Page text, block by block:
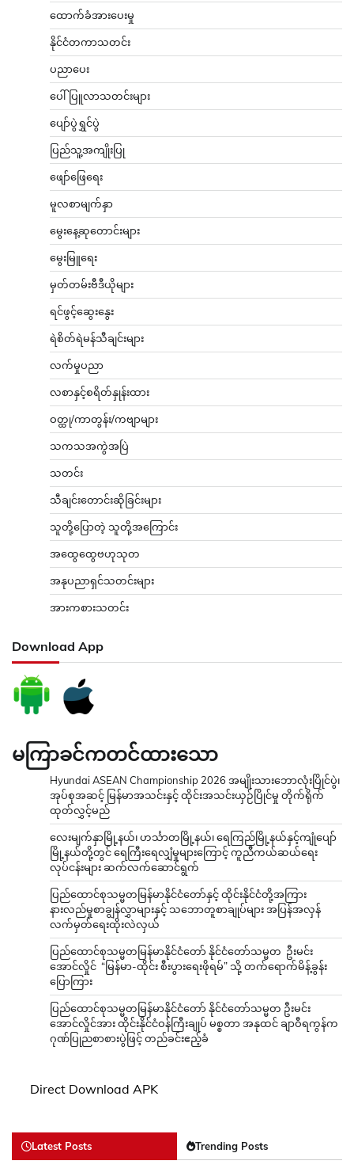
ထောက်ခံအားပေးမှု
နိုင်ငံတကာသတင်း
ပညာပေး
ပေါ်ပြူလာသတင်းများ
ပျော်ပွဲရွှင်ပွဲ
ပြည်သူ့အကျိုးပြု
ဖျော်ဖြေရေး
မူလစာမျက်နှာ
မွေးနေ့ဆုတောင်းများ
မွေးမြူရေး
မှတ်တမ်းဗီဒီယိုများ
ရင်ဖွင့်ဆွေးနွေး
ရဲစိတ်ရဲမန်သီချင်းများ
လက်မှုပညာ
လစာနှင့်စရိတ်နှုန်းထား
ဝတ္ထု/ကာတွန်း/ကဗျာများ
သကသအကွဲအပြဲ
သတင်း
သီချင်းတောင်းဆိုခြင်းများ
သူတို့ပြောတဲ့ သူတို့အကြောင်း
အထွေထွေဗဟုသုတ
အနုပညာရှင်သတင်းများ
အားကစားသတင်း
Download App
မကြာခင်ကတင်ထားသော
Hyundai ASEAN Championship 2026 အမျိုးသားဘောလုံးပြိုင်ပွဲ၊
အုပ်စုအဆင့် မြန်မာအသင်းနှင့် ထိုင်းအသင်းယှဉ်ပြိုင်မှု တိုက်ရိုက်
ထုတ်လွှင့်မည်
လေးမျက်နှာမြို့နယ်၊ ဟင်္သာတမြို့နယ်၊ ရေကြည်မြို့နယ်နှင့်ကျုံပျော်
မြို့နယ်တို့တွင် ရေကြီးရေလျှံမှုများကြောင့် ကူညီကယ်ဆယ်ရေး
လုပ်ငန်းများ ဆက်လက်ဆောင်ရွက်
ပြည်ထောင်စုသမ္မတမြန်မာနိုင်ငံတော်နှင့် ထိုင်းနိုင်ငံတို့အကြား
နားလည်မှုစာချွန်လွှာများနှင့် သဘောတူစာချုပ်များ အပြန်အလှန်
လက်မှတ်ရေးထိုးလဲလှယ်
ပြည်ထောင်စုသမ္မတမြန်မာနိုင်ငံတော် နိုင်ငံတော်သမ္မတ ဦးမင်း
အောင်လှိုင် “မြန်မာ-ထိုင်း စီးပွားရေးဖိုရမ်” သို့ တက်ရောက်မိန့်ခွန်း
ပြောကြား
ပြည်ထောင်စုသမ္မတမြန်မာနိုင်ငံတော် နိုင်ငံတော်သမ္မတ ဦးမင်း
အောင်လှိုင်အား ထိုင်းနိုင်ငံဝန်ကြီးချုပ် မစ္စတာ အနုထင် ချာဝီရကွန်က
ဂုဏ်ပြုညစာစားပွဲဖြင့် တည်ခင်းဧည့်ခံ
Direct Download APK
Latest Posts Trending Posts